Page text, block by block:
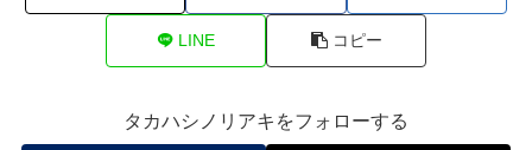
LINE コピー
タカハシノリアキをフォローする